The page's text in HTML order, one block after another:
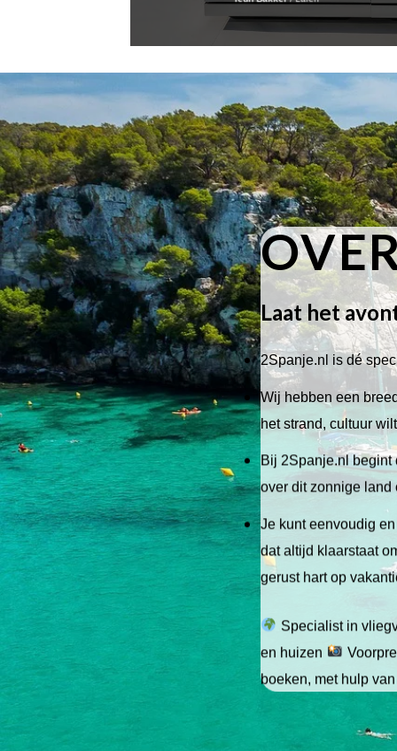
Laat het
2Spanje.nl is dé
Wij hebben een
het strand, cultuur
Bij 2Spanje.nl begint
over dit zonnige land
Je kunt eenvoudig
dat altijd klaarstaat
gerust hart op
Specialist in
en huizen
boeken, met hulp